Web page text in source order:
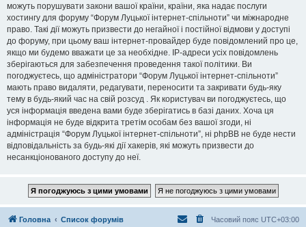
можуть порушувати закони вашої країни, країни, яка надає послуги
хостингу для форуму “Форум Луцької інтернет-спільноти” чи міжнародне
право. Такі дії можуть призвести до негайної і постійної відмови у доступі
до форуму, при цьому ваш інтернет-провайдер буде повідомлений про це,
якщо ми будемо вважати це за необхідне. IP-адреси усіх повідомлень
зберігаються для забезпечення проведення такої політики. Ви
погоджуєтесь, що адміністратори “Форум Луцької інтернет-спільноти”
мають право видаляти, редагувати, переносити та закривати будь-яку
тему в будь-який час на свій розсуд . Як користувач ви погоджуєтесь, що
уся інформація введена вами буде зберігатись в базі даних. Хоча ця
інформація не буде відкрита третім особам без вашої згоди, ні
адміністрація “Форум Луцької інтернет-спільноти”, ні phpBB не буде нести
відповідальність за будь-які дії хакерів, які можуть призвести до
несанкціонованого доступу до неї.
Головна Список форумів Часовий пояс UTC+03:00